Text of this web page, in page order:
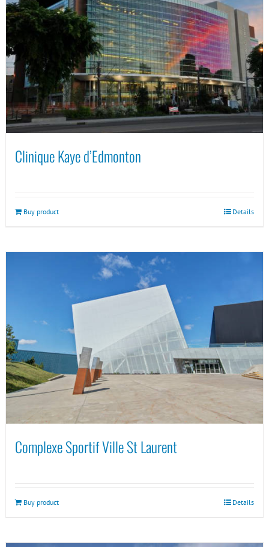
Clinique Kaye d’Edmonton
Buy product Details
Complexe Sportif Ville St Laurent
Buy product Details